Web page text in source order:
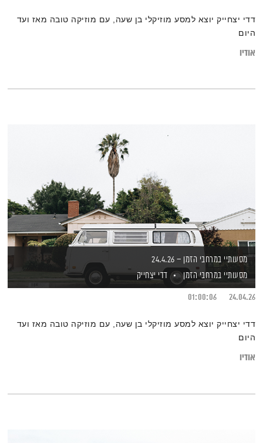
דדי יצחייק יוצא למסע מוזיקלי בן שעה, עם מוזיקה טובה מאז ועד
היום
אודיו
מסעותיי במרחבי הזמן – 24.4.26
מסעותיי במרחבי הזמן
דדי יצחייק
24.04.26
01:00:06
דדי יצחייק יוצא למסע מוזיקלי בן שעה, עם מוזיקה טובה מאז ועד
היום
אודיו